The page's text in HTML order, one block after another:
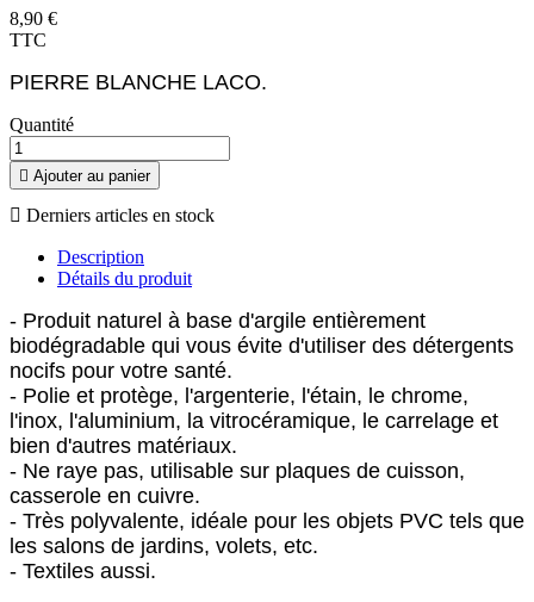
8,90 €
TTC
PIERRE BLANCHE LACO.
Quantité
 Ajouter au panier
 Derniers articles en stock
Description
Détails du produit
- Produit naturel à base d'argile entièrement
biodégradable qui vous évite d'utiliser des détergents
nocifs pour votre santé.
- Polie et protège, l'argenterie, l'étain, le chrome,
l'inox, l'aluminium, la vitrocéramique, le carrelage et
bien d'autres matériaux.
- Ne raye pas, utilisable sur plaques de cuisson,
casserole en cuivre.
- Très polyvalente, idéale pour les objets PVC tels que
les salons de jardins, volets, etc.
- Textiles aussi.